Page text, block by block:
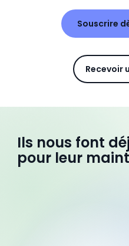
Souscrire
Ils nous font
pour leur